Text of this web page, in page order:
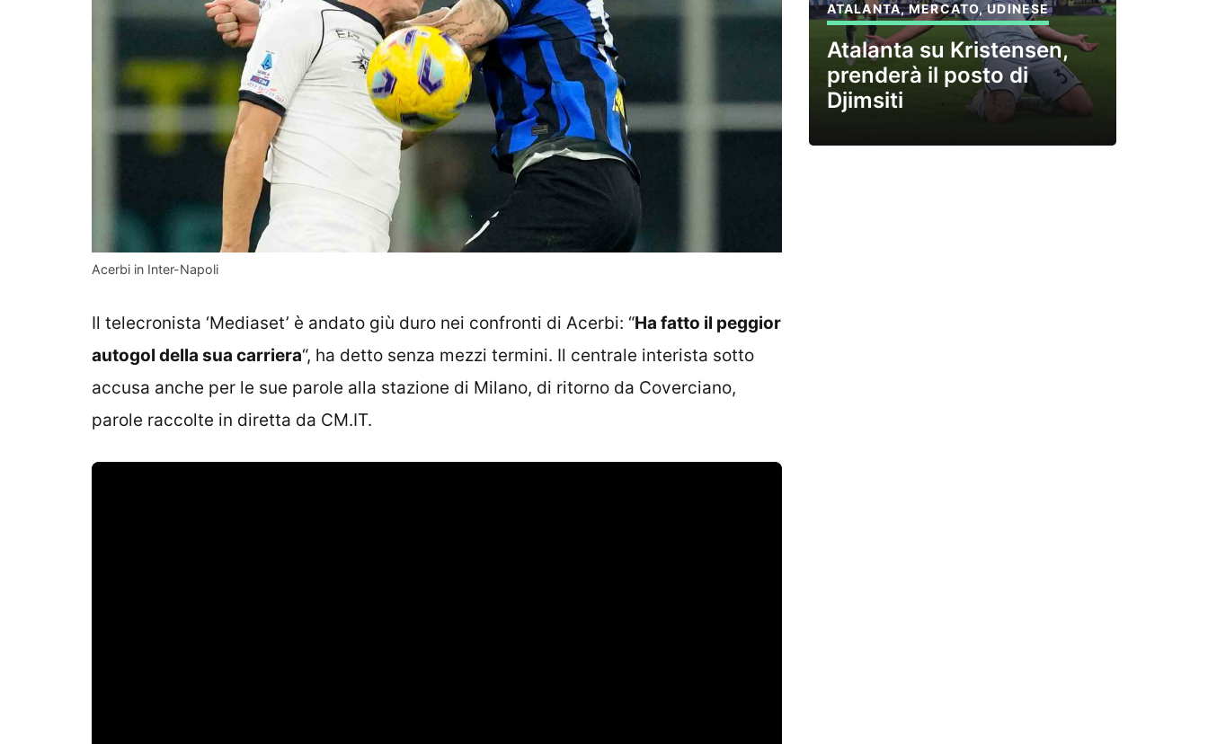
Acerbi in Inter-Napoli
Il telecronista ‘Mediaset’ è andato giù duro nei confronti di Acerbi: “Ha fatto il peggior
autogol della sua carriera“, ha detto senza mezzi termini. Il centrale interista sotto
accusa anche per le sue parole alla stazione di Milano, di ritorno da Coverciano,
parole raccolte in diretta da CM.IT.
ATALANTA,MERCATO,UDINESE
Atalanta su Kristensen,
prenderà il posto di
Djimsiti